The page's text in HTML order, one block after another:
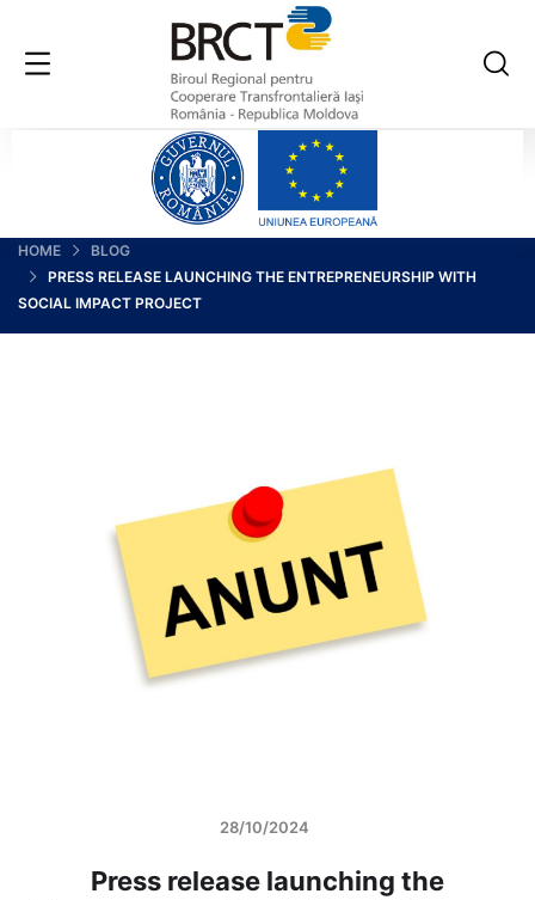
HOME
BLOG
PRESS RELEASE LAUNCHING THE ENTREPRENEURSHIP WITH
SOCIAL IMPACT PROJECT
28/10/2024
Press release launching the